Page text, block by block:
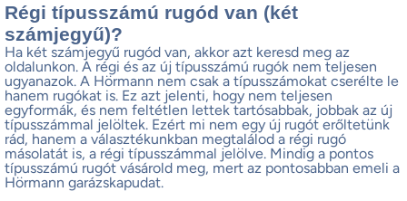
Régi típusszámú rugód van (két
számjegyű)?
Ha két számjegyű rugód van, akkor azt keresd meg az
oldalunkon. A régi és az új típusszámú rugók nem teljesen
ugyanazok. A Hörmann nem csak a típusszámokat cserélte le
hanem rugókat is. Ez azt jelenti, hogy nem teljesen
egyformák, és nem feltétlen lettek tartósabbak, jobbak az új
típusszámmal jelöltek. Ezért mi nem egy új rugót erőltetünk
rád, hanem a választékunkban megtalálod a régi rugó
másolatát is, a régi típusszámmal jelölve. Mindig a pontos
típusszámú rugót vásárold meg, mert az pontosabban emeli a
Hörmann garázskapudat.